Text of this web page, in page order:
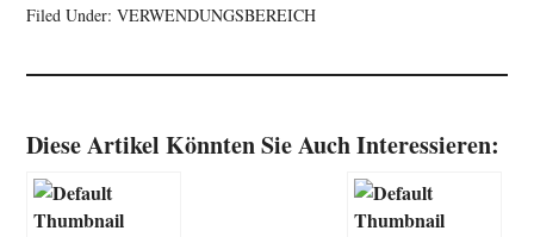
Filed Under:VERWENDUNGSBEREICH
Diese Artikel Könnten Sie Auch Interessieren: